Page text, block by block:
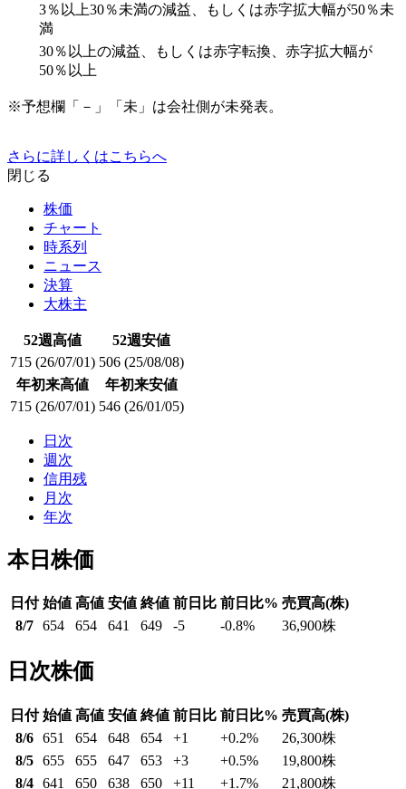
3％以上30％未満の減益、もしくは赤字拡大幅が50％未
満
30％以上の減益、もしくは赤字転換、赤字拡大幅が
50％以上
※予想欄「－」「未」は会社側が未発表。
さらに詳しくはこちらへ
閉じる
株価
チャート
時系列
ニュース
決算
大株主
52週高値
52週安値
715 (26/07/01) 506 (25/08/08)
年初来高値
年初来安値
715 (26/07/01) 546 (26/01/05)
日次
週次
信用残
月次
年次
本日株価
日付 始値 高値 安値 終値 前日比 前日比% 売買高(株)
8/7 654 654 641 649 -5 -0.8% 36,900株
日次株価
日付 始値 高値 安値 終値 前日比 前日比% 売買高(株)
8/6 651 654 648 654 +1 +0.2% 26,300株
8/5 655 655 647 653 +3 +0.5% 19,800株
8/4 641 650 638 650 +11 +1.7% 21,800株